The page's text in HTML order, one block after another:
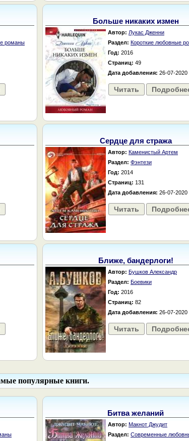
романы
Больше никаких измен
Автор: Лукас Дженни
Раздел: Короткие любовные
Год: 2016
Страниц: 49
Дата добавления: 26-07-2020
Читать
Сердце для стража
Автор: Каменистый Артем
Раздел: Фэнтези
Год: 2014
Страниц: 131
Дата добавления: 26-07-2020
Читать
Ближе, бандерлоги!
Автор: Бушков Александр
Раздел: Боевики
Год: 2016
Страниц: 82
Дата добавления: 26-07-2020
Читать
популярные книги.
Битва желаний
Автор: Макнот Джудит
Раздел: Современные